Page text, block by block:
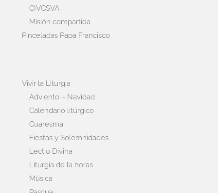
CIVCSVA
Misión compartida
Pinceladas Papa Francisco
Vivir la Liturgia
Adviento – Navidad
Calendario litúrgico
Cuaresma
Fiestas y Solemnidades
Lectio Divina
Liturgia de la horas
Música